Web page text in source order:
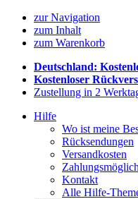
zur Navigation
zum Inhalt
zum Warenkorb
Deutschland:
Kostenloser
Zustellung in 2
Hilfe
Wo ist meine
Rücksendungen
Versandkosten
Kontakt
Alle Hilfe-